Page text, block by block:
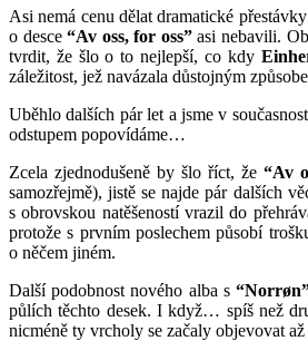
Asi nemá cenu dělat dramatické
o desce“Av oss, for oss”asi nebavili.
tvrdit, že šlo o to nejlepší, co kdy
záležitost, jež navázala důstojným
Uběhlo dalších pár let a jsme v
odstupem popovídáme…
Zcela zjednodušeně by šlo říct, že “Av
samozřejmě), jistě se najde pár dalších
s obrovskou natěšeností vrazil do
protože s prvním poslechem působí
o něčem jiném.
Další podobnost nového alba s
půlích těchto desek. I když… spíš než
nicméně ty vrcholy se začaly objevovat